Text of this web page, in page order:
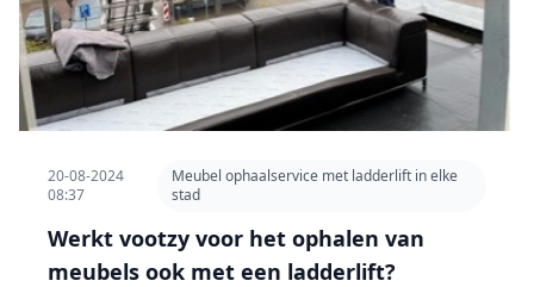
20-08-2024
08:37
Meubel ophaalservice met ladderlift in elke
stad
Werkt vootzy voor het ophalen van
meubels ook met een ladderlift?